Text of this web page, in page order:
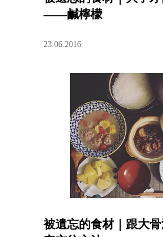
——鹹檸檬
23.06.2016
被遺忘的食材｜跟大